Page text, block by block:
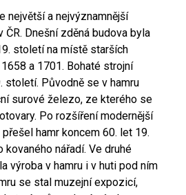
největší a nejvýznamnější
ČR. Dnešní zděná budova byla
století na místě starších
a 1701. Bohaté strojní
století. Původně se v hamru
surové železo, ze kterého se
Po rozšíření modernější
hamr koncem 60. let 19.
kovaného nářadí. Ve druhé
výroba v hamru i v huti pod ním
se stal muzejní expozicí,